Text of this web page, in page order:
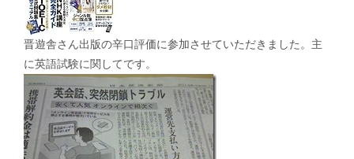
晋遊舎さん出版の辛口評価に参加させていただきました。主
に英語試験に関してです。